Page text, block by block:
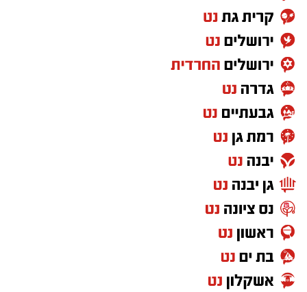
מוגדר יציב.
מעוניינים להגיב? לדווח ? צרו איתנו קשר במייל -
ASHDODS@ISNET.CO.IL